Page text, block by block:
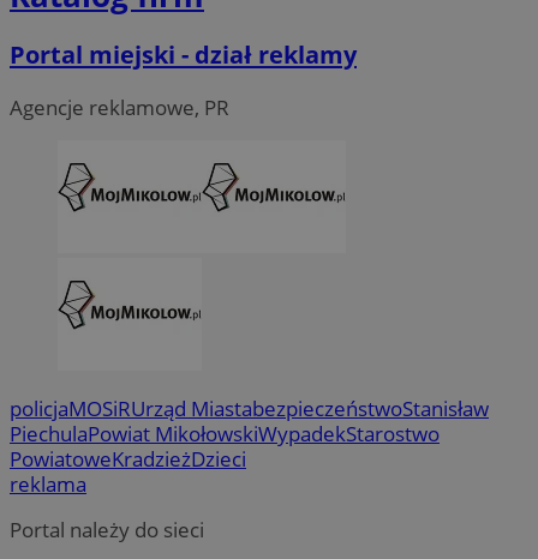
Portal miejski - dział reklamy
Agencje reklamowe, PR
policjaMOSiRUrząd MiastabezpieczeństwoStanisław
PiechulaPowiat MikołowskiWypadekStarostwo
PowiatoweKradzieżDzieci
reklama
Portal należy do sieci